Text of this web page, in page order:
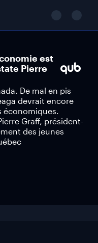
est
Pierre
De mal en pis
devrait encore
économiques.
Graff, président-
des jeunes